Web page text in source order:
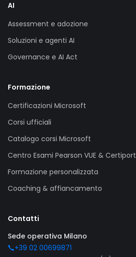
AI
Assessment e adozione
Soluzioni e agenti AI
Governance e AI Act
Formazione
Certificazioni Microsoft
Corsi ufficiali
Catalogo corsi Microsoft
Centro Esami Pearson VUE & Certiport
Formazione personalizzata
Coaching & affiancamento
Contatti
Sede operativa Milano
+39 02 00699871